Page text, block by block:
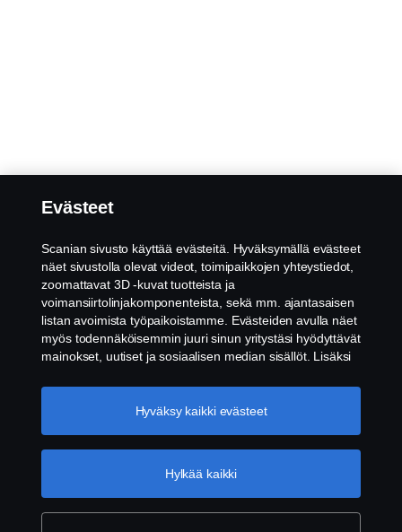
Evästeet
Scanian sivusto käyttää evästeitä. Hyväksymällä evästeet
näet sivustolla olevat videot, toimipaikkojen yhteystiedot,
zoomattavat 3D -kuvat tuotteista ja
voimansiirtolinjakomponenteista, sekä mm. ajantasaisen
listan avoimista työpaikoistamme. Evästeiden avulla näet
myös todennäköisemmin juuri sinun yritystäsi hyödyttävät
mainokset, uutiset ja sosiaalisen median sisällöt. Lisäksi
parantamiseksi, kun hyväksyt evästeet. Klikkaamalla
"Hyväksyn evästeet" annat suostumuksesi kaikkien
evästeistä löydät täältä: Lisätietoja yksityisyydestäsi
Hylkää kaikki
Hyväksy kaikki evästeet